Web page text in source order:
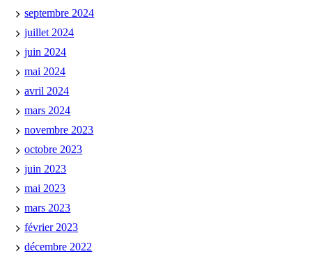
septembre 2024
juillet 2024
juin 2024
mai 2024
avril 2024
mars 2024
novembre 2023
octobre 2023
juin 2023
mai 2023
mars 2023
février 2023
décembre 2022